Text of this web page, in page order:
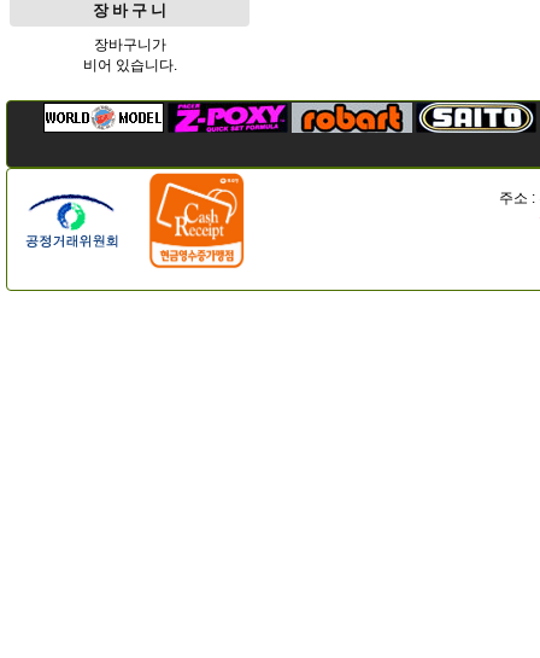
장 바 구 니
장바구니가
비어 있습니다.
주소